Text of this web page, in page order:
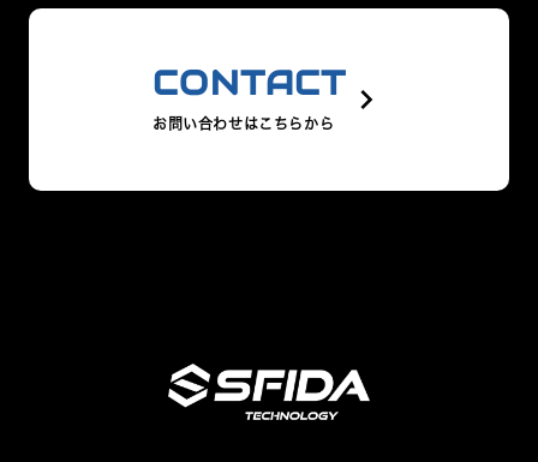
CONTACT
お問い合わせはこちらから
keyboard_arrow_right